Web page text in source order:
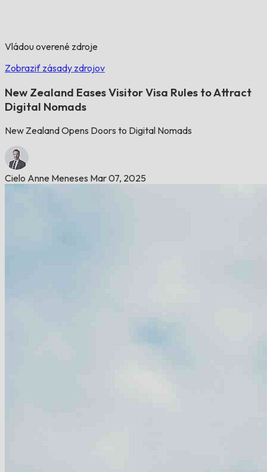
Vládou overené zdroje
Zobraziť zásady zdrojov
New Zealand Eases Visitor Visa Rules to Attract
Digital Nomads
New Zealand Opens Doors to Digital Nomads
Cielo Anne Meneses Mar 07, 2025